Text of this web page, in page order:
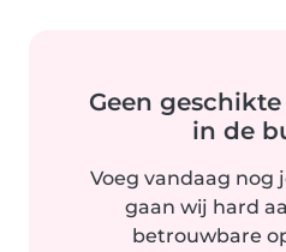
Geen
in de
Voeg vandaag nog
gaan wij hard
betrouwbare